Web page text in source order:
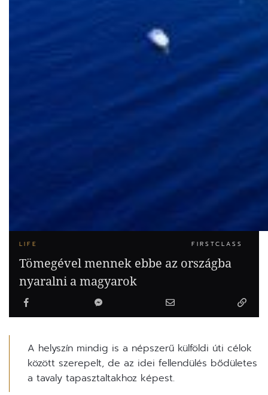
LIFE FIRSTCLASS
Tömegével mennek ebbe az országba
nyaralni a magyarok
A helyszín mindig is a népszerű külföldi úti célok
között szerepelt, de az idei fellendülés bődületes
a tavaly tapasztaltakhoz képest.